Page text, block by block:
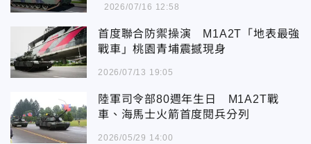
2026/07/16 12:58
首度聯合防禦操演 M1A2T「地表最強
戰車」桃園青埔震撼現身
2026/07/13 19:05
陸軍司令部80週年生日 M1A2T戰
車、海馬士火箭首度閱兵分列
2026/05/29 14:00